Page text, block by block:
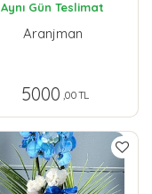
Aynı Gün Teslimat
Aranjman
5000 ,00 TL